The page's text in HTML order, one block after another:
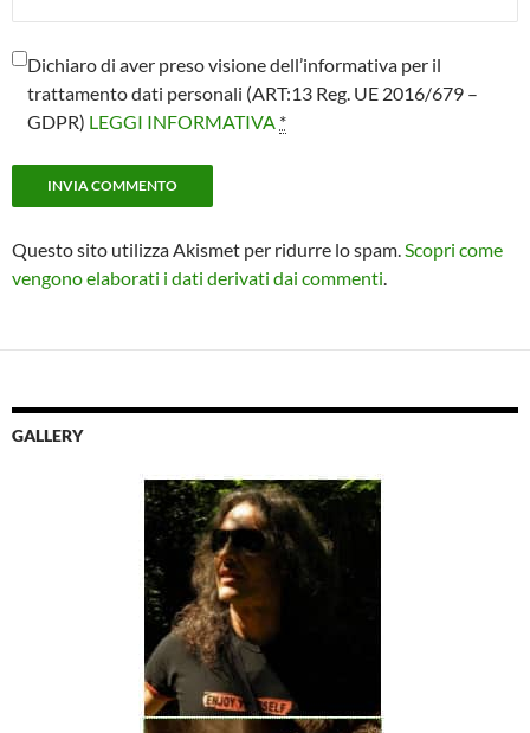
Dichiaro di aver preso visione dell’informativa per il
trattamento dati personali (ART:13 Reg. UE 2016/679 –
GDPR) LEGGI INFORMATIVA *
Questo sito utilizza Akismet per ridurre lo spam.Scopri come
vengono elaborati i dati derivati dai commenti.
GALLERY